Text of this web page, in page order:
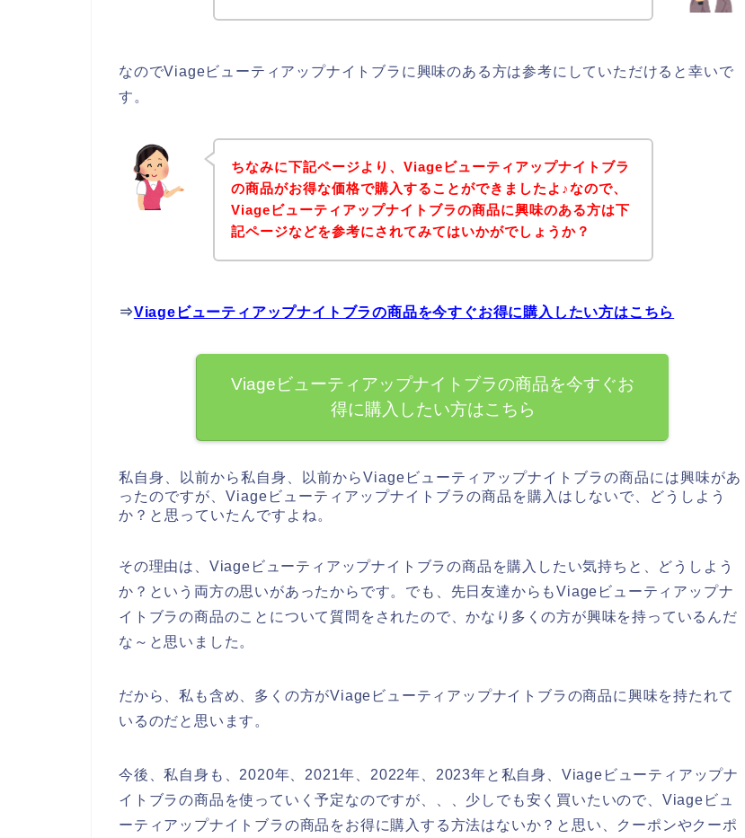
なのでViageビューティアップナイトブラに興味のある方は参考にしていただけると幸いで
す。
ちなみに下記ページより、Viageビューティアップナイトブラ
の商品がお得な価格で購入することができましたよ♪なので、
Viageビューティアップナイトブラの商品に興味のある方は下
記ページなどを参考にされてみてはいかがでしょうか？
⇒Viageビューティアップナイトブラの商品を今すぐお得に購入したい方はこちら
Viageビューティアップナイトブラの商品を今すぐお
得に購入したい方はこちら
私自身、以前から私自身、以前からViageビューティアップナイトブラの商品には興味があ
ったのですが、Viageビューティアップナイトブラの商品を購入はしないで、どうしよう
か？と思っていたんですよね。
その理由は、Viageビューティアップナイトブラの商品を購入したい気持ちと、どうしよう
か？という両方の思いがあったからです。でも、先日友達からもViageビューティアップナ
イトブラの商品のことについて質問をされたので、かなり多くの方が興味を持っているんだ
な～と思いました。
だから、私も含め、多くの方がViageビューティアップナイトブラの商品に興味を持たれて
いるのだと思います。
今後、私自身も、2020年、2021年、2022年、2023年と私自身、Viageビューティアップナ
イトブラの商品を使っていく予定なのですが、、、少しでも安く買いたいので、Viageビュ
ーティアップナイトブラの商品をお得に購入する方法はないか？と思い、クーポンやクーポ